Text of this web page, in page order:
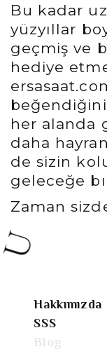
Bu kadar
yüzyıllar
geçmiş ve
hediye
her alanda
daha
de sizin
geleceğe
Zaman
Hakkımızda
SSS